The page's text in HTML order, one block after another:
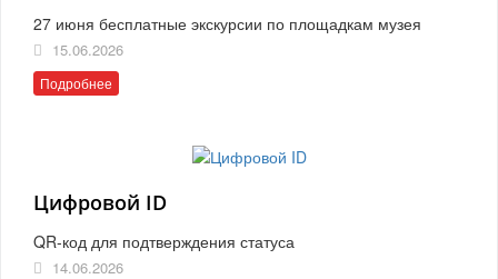
27 июня бесплатные экскурсии по площадкам музея
15.06.2026
Подробнее
Цифровой ID
QR-код для подтверждения статуса
14.06.2026